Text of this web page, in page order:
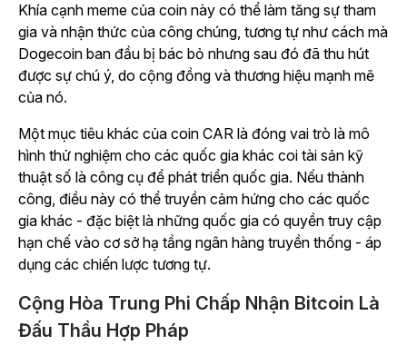
Khía cạnh meme của coin này có thể làm tăng sự tham
gia và nhận thức của công chúng, tương tự như cách mà
Dogecoin ban đầu bị bác bỏ nhưng sau đó đã thu hút
được sự chú ý, do cộng đồng và thương hiệu mạnh mẽ
của nó.
Một mục tiêu khác của coin CAR là đóng vai trò là mô
hình thử nghiệm cho các quốc gia khác coi tài sản kỹ
thuật số là công cụ để phát triển quốc gia. Nếu thành
công, điều này có thể truyền cảm hứng cho các quốc
gia khác - đặc biệt là những quốc gia có quyền truy cập
hạn chế vào cơ sở hạ tầng ngân hàng truyền thống - áp
dụng các chiến lược tương tự.
Cộng Hòa Trung Phi Chấp Nhận Bitcoin Là
Đấu Thầu Hợp Pháp